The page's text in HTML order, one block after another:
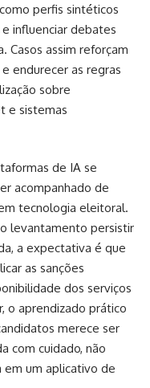
perfis sintéticos
influenciar debates
Casos assim reforçam
endurecer as regras
sobre
e sistemas
de IA se
acompanhado de
tecnologia eleitoral.
levantamento persistir
a expectativa é que
as sanções
dos serviços
o aprendizado prático
merece ser
com cuidado, não
um aplicativo de